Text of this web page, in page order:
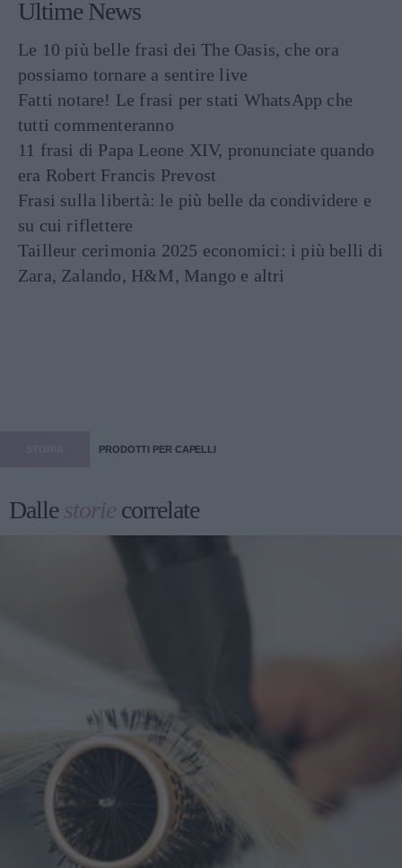
Ultime News
Le 10 più belle frasi dei The Oasis, che ora
possiamo tornare a sentire live
Fatti notare! Le frasi per stati WhatsApp che
tutti commenteranno
11 frasi di Papa Leone XIV, pronunciate quando
era Robert Francis Prevost
Frasi sulla libertà: le più belle da condividere e
su cui riflettere
Tailleur cerimonia 2025 economici: i più belli di
Zara, Zalando, H&M, Mango e altri
PRODOTTI PER CAPELLI
Dallestorie correlate